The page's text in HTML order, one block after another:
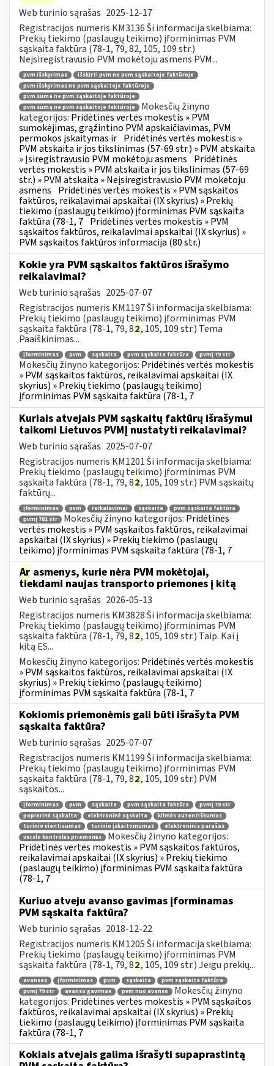
Web turinio sąrašas 2025-12-17
Registracijos numeris KM3136 Ši informacija skelbiama:
Prekių tiekimo (paslaugų teikimo) įforminimas PVM
sąskaita faktūra (78-1, 79, 82, 105, 109 str.)
Neįsiregistravusio PVM mokėtoju asmens PVM...
pvm išskyrimas
išskirti pvm ne pvm sąskaitoje faktūroje
pvm išskyrimas ne pvm sąskaitoje faktūroje
pvm suma ne pvm sąskaitoje faktūroje
pvm sumą ne pvm sąskaitoje faktūroje
Mokesčių žinyno
kategorijos: Pridėtinės vertės mokestis » PVM
sumokėjimas, grąžintino PVM apskaičiavimas, PVM
permokos įskaitymas ir Pridėtinės vertės mokestis »
PVM atskaita ir jos tikslinimas (57-69 str.) » PVM atskaita
» Įsiregistravusio PVM mokėtoju asmens Pridėtinės
vertės mokestis » PVM atskaita ir jos tikslinimas (57-69
str.) » PVM atskaita » Neįsiregistravusio PVM mokėtoju
asmens Pridėtinės vertės mokestis » PVM sąskaitos
faktūros, reikalavimai apskaitai (IX skyrius) » Prekių
tiekimo (paslaugų teikimo) įforminimas PVM sąskaita
faktūra (78-1, 7 Pridėtinės vertės mokestis » PVM
sąskaitos faktūros, reikalavimai apskaitai (IX skyrius) »
PVM sąskaitos faktūros informacija (80 str.)
Kokie yra PVM sąskaitos faktūros išrašymo
reikalavimai?
Web turinio sąrašas 2025-07-07
Registracijos numeris KM1197 Ši informacija skelbiama:
Prekių tiekimo (paslaugų teikimo) įforminimas PVM
sąskaita faktūra (78-1, 79, 82, 105, 109 str.) Tema
Paaiškinimas...
įforminimas pvm sąskaita pvm sąskaita faktūra pvmį 79 str
Mokesčių žinyno kategorijos: Pridėtinės vertės mokestis
» PVM sąskaitos faktūros, reikalavimai apskaitai (IX
skyrius) » Prekių tiekimo (paslaugų teikimo)
įforminimas PVM sąskaita faktūra (78-1, 7
Kuriais atvejais PVM sąskaitų faktūrų išrašymui
taikomi Lietuvos PVMĮ nustatyti reikalavimai?
Web turinio sąrašas 2025-07-07
Registracijos numeris KM1201 Ši informacija skelbiama:
Prekių tiekimo (paslaugų teikimo) įforminimas PVM
sąskaita faktūra (78-1, 79, 82, 105, 109 str.) PVM sąskaitų
faktūrų...
įforminimas pvm reikalavimai sąskaita
pvm sąskaita faktūra
pvmį 781 str
Mokesčių žinyno kategorijos: Pridėtinės
vertės mokestis » PVM sąskaitos faktūros, reikalavimai
apskaitai (IX skyrius) » Prekių tiekimo (paslaugų
teikimo) įforminimas PVM sąskaita faktūra (78-1, 7
Ar asmenys, kurie nėra PVM mokėtojai,
tiekdami naujas transporto priemones į kitą
Web turinio sąrašas 2026-05-13
Registracijos numeris KM3828 Ši informacija skelbiama:
Prekių tiekimo (paslaugų teikimo) įforminimas PVM
sąskaita faktūra (78-1, 79, 82, 105, 109 str.) Taip. Kai į
kitą ES...
Mokesčių žinyno kategorijos: Pridėtinės vertės mokestis
» PVM sąskaitos faktūros, reikalavimai apskaitai (IX
skyrius) » Prekių tiekimo (paslaugų teikimo)
įforminimas PVM sąskaita faktūra (78-1, 7
Kokiomis priemonėmis gali būti išrašyta PVM
sąskaita faktūra?
Web turinio sąrašas 2025-07-07
Registracijos numeris KM1199 Ši informacija skelbiama:
Prekių tiekimo (paslaugų teikimo) įforminimas PVM
sąskaita faktūra (78-1, 79, 82, 105, 109 str.) PVM
sąskaitos...
įforminimas pvm sąskaita pvm sąskaita faktūra
pvmį 79 str
popierinė sąskaita
elektroninė sąskaita
kilmės autentiškumas
turinio vientisumas
turinio įskaitomumas
elektroninis parašas
verslo kontrolės priemonės
Mokesčių žinyno kategorijos:
Pridėtinės vertės mokestis » PVM sąskaitos faktūros,
reikalavimai apskaitai (IX skyrius) » Prekių tiekimo
(paslaugų teikimo) įforminimas PVM sąskaita faktūra
(78-1, 7
Kuriuo atveju avanso gavimas įforminamas
PVM sąskaita faktūra?
Web turinio sąrašas 2018-12-22
Registracijos numeris KM1205 Ši informacija skelbiama:
Prekių tiekimo (paslaugų teikimo) įforminimas PVM
sąskaita faktūra (78-1, 79, 82, 105, 109 str.) Jeigu prekių...
avansas įforminimas pvm sąskaita
pvm sąskaita faktūra
pvmį 79 str
avanso gavimas pvm nuo avanso
Mokesčių žinyno
kategorijos: Pridėtinės vertės mokestis » PVM sąskaitos
faktūros, reikalavimai apskaitai (IX skyrius) » Prekių
tiekimo (paslaugų teikimo) įforminimas PVM sąskaita
faktūra (78-1, 7
Kokiais atvejais galima išrašyti supaprastintą